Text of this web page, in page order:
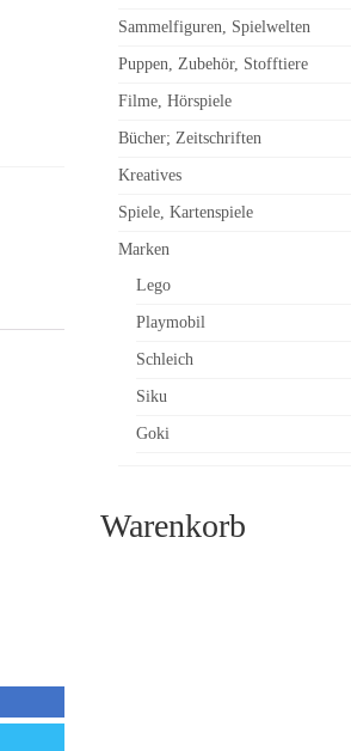
Sammelfiguren, Spielwelten
Puppen, Zubehör, Stofftiere
Filme, Hörspiele
Bücher; Zeitschriften
Kreatives
Spiele, Kartenspiele
Marken
Lego
Playmobil
Schleich
Siku
Goki
Warenkorb